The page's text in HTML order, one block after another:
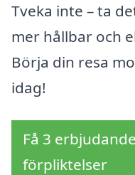
Tveka inte – ta
mer hållbar och
Börja din resa
idag!
Få 3
förpliktelser